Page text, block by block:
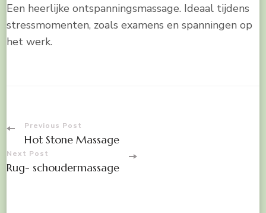
Een heerlijke ontspanningsmassage. Ideaal tijdens
stressmomenten, zoals examens en spanningen op
het werk.
Post
Navigation
Previous Post
Hot Stone Massage
Next Post
Rug- schoudermassage